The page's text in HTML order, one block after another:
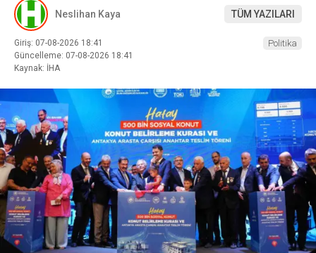
Neslihan Kaya TÜM YAZILARI
Giriş: 07-08-2026 18:41
Güncelleme: 07-08-2026 18:41
Kaynak: İHA
Politika